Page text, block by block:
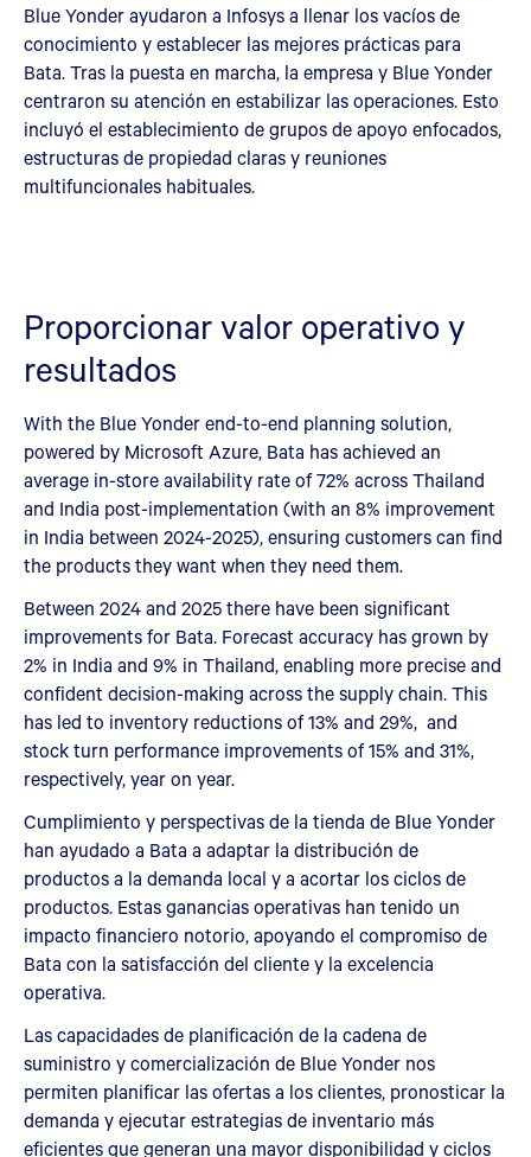
Blue Yonder ayudaron a Infosys a llenar los vacíos de
conocimiento y establecer las mejores prácticas para
Bata. Tras la puesta en marcha, la empresa y Blue Yonder
centraron su atención en estabilizar las operaciones. Esto
incluyó el establecimiento de grupos de apoyo enfocados,
estructuras de propiedad claras y reuniones
multifuncionales habituales.
Proporcionar valor operativo y
resultados
With the Blue Yonder end-to-end planning solution,
powered by Microsoft Azure, Bata has achieved an
average in-store availability rate of 72% across Thailand
and India post-implementation (with an 8% improvement
in India between 2024-2025), ensuring customers can find
the products they want when they need them.
Between 2024 and 2025 there have been significant
improvements for Bata. Forecast accuracy has grown by
2% in India and 9% in Thailand, enabling more precise and
confident decision-making across the supply chain. This
has led to inventory reductions of 13% and 29%, and
stock turn performance improvements of 15% and 31%,
respectively, year on year.
Cumplimiento y perspectivas de la tienda de Blue Yonder
han ayudado a Bata a adaptar la distribución de
productos a la demanda local y a acortar los ciclos de
productos. Estas ganancias operativas han tenido un
impacto financiero notorio, apoyando el compromiso de
Bata con la satisfacción del cliente y la excelencia
operativa.
Las capacidades de planificación de la cadena de
suministro y comercialización de Blue Yonder nos
permiten planificar las ofertas a los clientes, pronosticar la
demanda y ejecutar estrategias de inventario más
eficientes que generan una mayor disponibilidad y ciclos